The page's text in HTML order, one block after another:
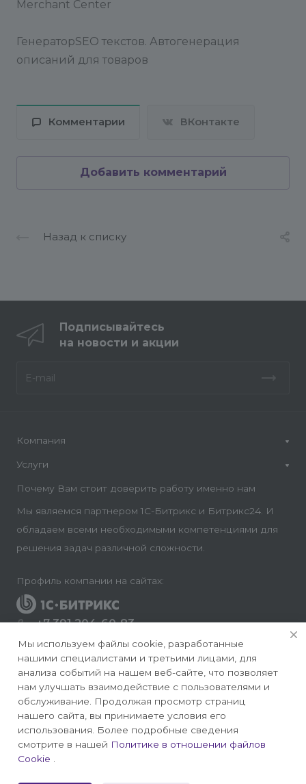
Merchant Center
ГенераторSEO текстов. Автогенерация
описаний для товаров
Комментарии ВКонтакте
Добавить комментарий
Назад к списку
Подписывайтесь
на новости и акции
Компания
Услуги
Почему Вам стоит доверить работу именно нам
Мы являемся партнером 1С-Битрикс и Битрикс24. И
обладаем всеми необходимыми компетенциями для
решения задач различной сложности.
Профиль компании на сайтах:
+7 391 204-60-83
Заказать звонок
info@conversite.ru
г. Красноярск, ул. Ладо Кецховели 22а, офис 8-28/1
Мы используем файлы cookie, разработанные
нашими специалистами и третьими лицами, для
анализа событий на нашем веб-сайте, что позволяет
нам улучшать взаимодействие с пользователями и
обслуживание. Продолжая просмотр страниц
нашего сайта, вы принимаете условия его
использования. Более подробные сведения
смотрите в нашей Политике в отношении файлов
Cookie